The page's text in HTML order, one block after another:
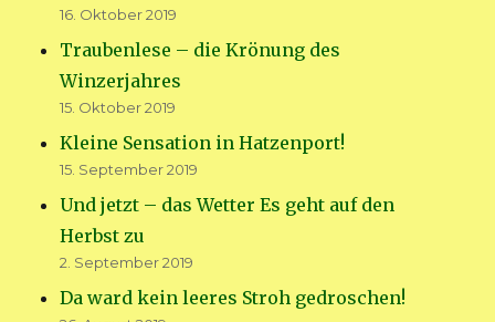
16. Oktober 2019
Traubenlese – die Krönung des
Winzerjahres
15. Oktober 2019
Kleine Sensation in Hatzenport!
15. September 2019
Und jetzt – das Wetter Es geht auf den
Herbst zu
2. September 2019
Da ward kein leeres Stroh gedroschen!